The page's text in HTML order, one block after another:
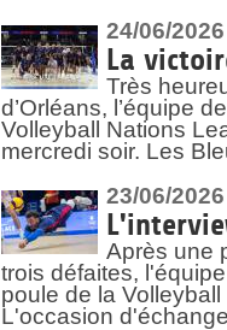
24/06/2026
La
Très
d’Orléans, l’équipe
Volleyball Nations
mercredi soir. Les
23/06/2026
Après une
trois défaites,
poule de la
L'occasion